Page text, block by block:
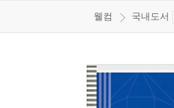
웰컴 국내도서